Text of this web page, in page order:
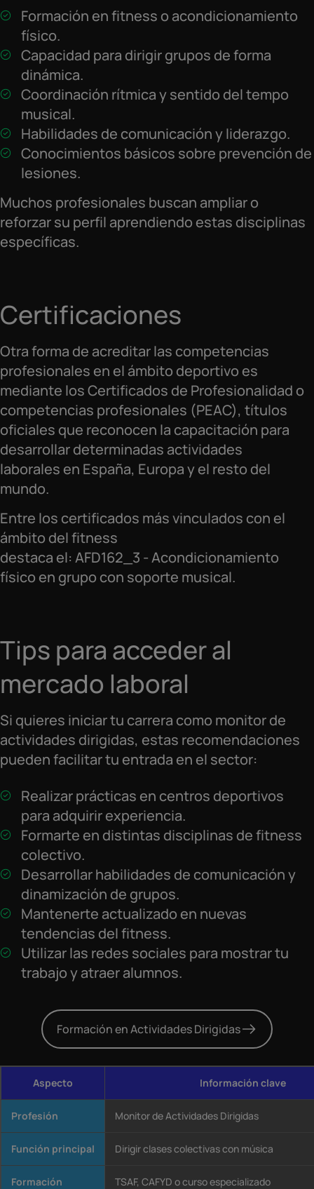
Formación en fitness o acondicionamiento
físico.
Capacidad para dirigir grupos de forma
dinámica.
Coordinación rítmica y sentido del tempo
musical.
Habilidades de comunicación y liderazgo.
Conocimientos básicos sobre prevención de
lesiones.
Muchos profesionales buscan ampliar o
reforzar su perfil aprendiendo estas disciplinas
específicas.
Certificaciones
Otra forma de acreditar las competencias
profesionales en el ámbito deportivo es
mediante los Certificados de Profesionalidad o
competencias profesionales (PEAC), títulos
oficiales que reconocen la capacitación para
desarrollar determinadas actividades
laborales en España, Europa y el resto del
mundo.
Entre los certificados más vinculados con el
ámbito del fitness
destaca el: AFD162_3 - Acondicionamiento
físico en grupo con soporte musical.
Tips para acceder al
mercado laboral
Si quieres iniciar tu carrera como monitor de
actividades dirigidas, estas recomendaciones
pueden facilitar tu entrada en el sector:
Realizar prácticas en centros deportivos
para adquirir experiencia.
Formarte en distintas disciplinas de fitness
colectivo.
Desarrollar habilidades de comunicación y
dinamización de grupos.
Mantenerte actualizado en nuevas
tendencias del fitness.
Utilizar las redes sociales para mostrar tu
trabajo y atraer alumnos.
Formación en Actividades Dirigidas
Aspecto Información clave
Profesión Monitor de Actividades Dirigidas
Función principal Dirigir clases colectivas con música
Formación TSAF, CAFYD o curso especializado